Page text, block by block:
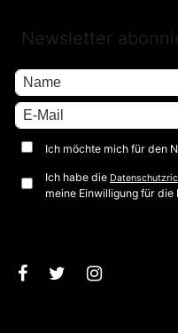
Newsletter
Ich möchte mich für den
Ich habe die
meine Einwilligung für